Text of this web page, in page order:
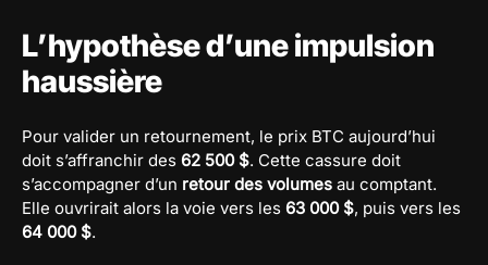
L’hypothèse d’une impulsion
haussière
Pour valider un retournement, le prix BTC aujourd’hui
doit s’affranchir des 62 500 $. Cette cassure doit
s’accompagner d’un retour des volumes au comptant.
Elle ouvrirait alors la voie vers les 63 000 $, puis vers les
64 000 $.